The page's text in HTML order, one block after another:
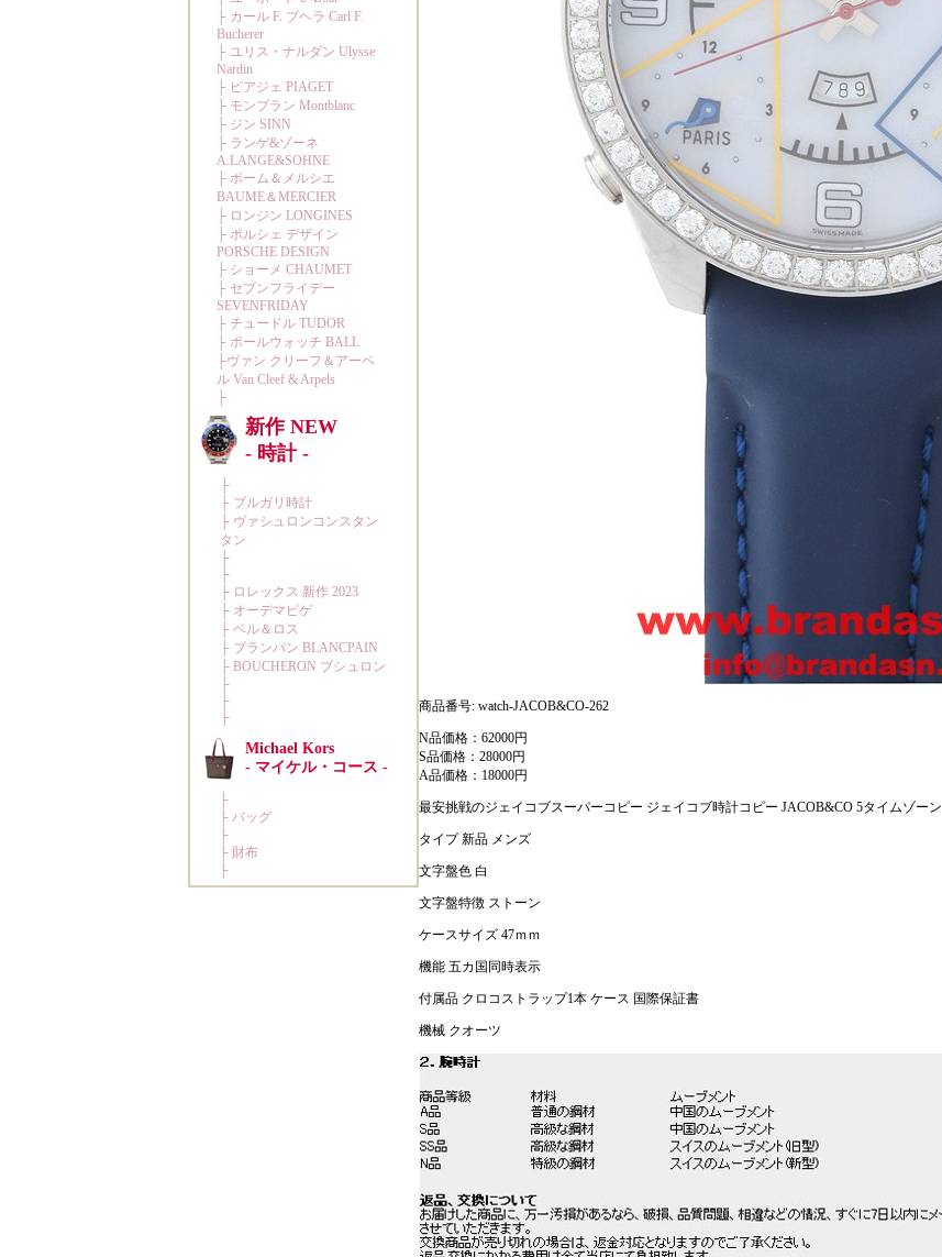
商品番号: watch-JACOB&CO-262
N品価格：62000円
S品価格：28000円
A品価格：18000円
最安挑戦のジェイコブスーパーコピー ジェイコブ時計コピー JACOB&CO 5タイムゾーン
タイプ 新品 メンズ
文字盤色 白
文字盤特徴 ストーン
ケースサイズ 47ｍｍ
機能 五カ国同時表示
付属品 クロコストラップ1本 ケース 国際保証書
機械 クオーツ